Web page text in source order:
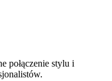
połączenie stylu i